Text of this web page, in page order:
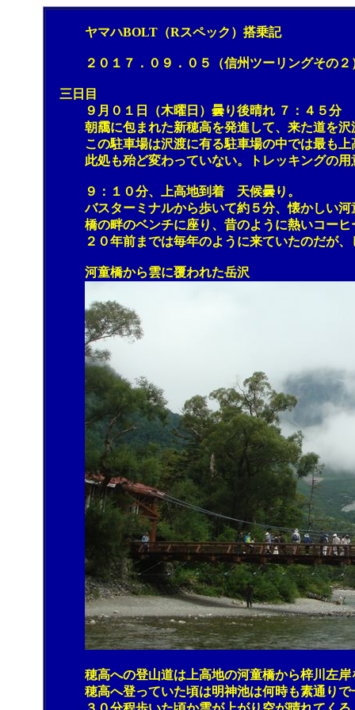
ヤマハBOLT（Rスペック）搭乗記
２０１７．０９．０５（信州ツーリングその２
三日目
９月０１日（木曜日）曇り後晴れ ７：４５分
朝靄に包まれた新穂高を発進して、来た道を沢渡
この駐車場は沢渡に有る駐車場の中では最も上高
此処も殆ど変わっていない。トレッキングの用意
９：１０分、上高地到着 天候曇り。
バスターミナルから歩いて約５分、懐かしい河童
橋の畔のベンチに座り、昔のように熱いコーヒー
２０年前までは毎年のように来ていたのだが、
河童橋から雲に覆われた岳沢
穂高への登山道は上高地の河童橋から梓川左岸を
穂高へ登っていた頃は明神池は何時も素通りで一